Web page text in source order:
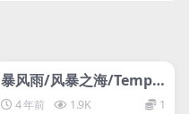
网盘下载游戏
暴风雨/风暴之海/Tempe
st 4 年前 1.9K 1